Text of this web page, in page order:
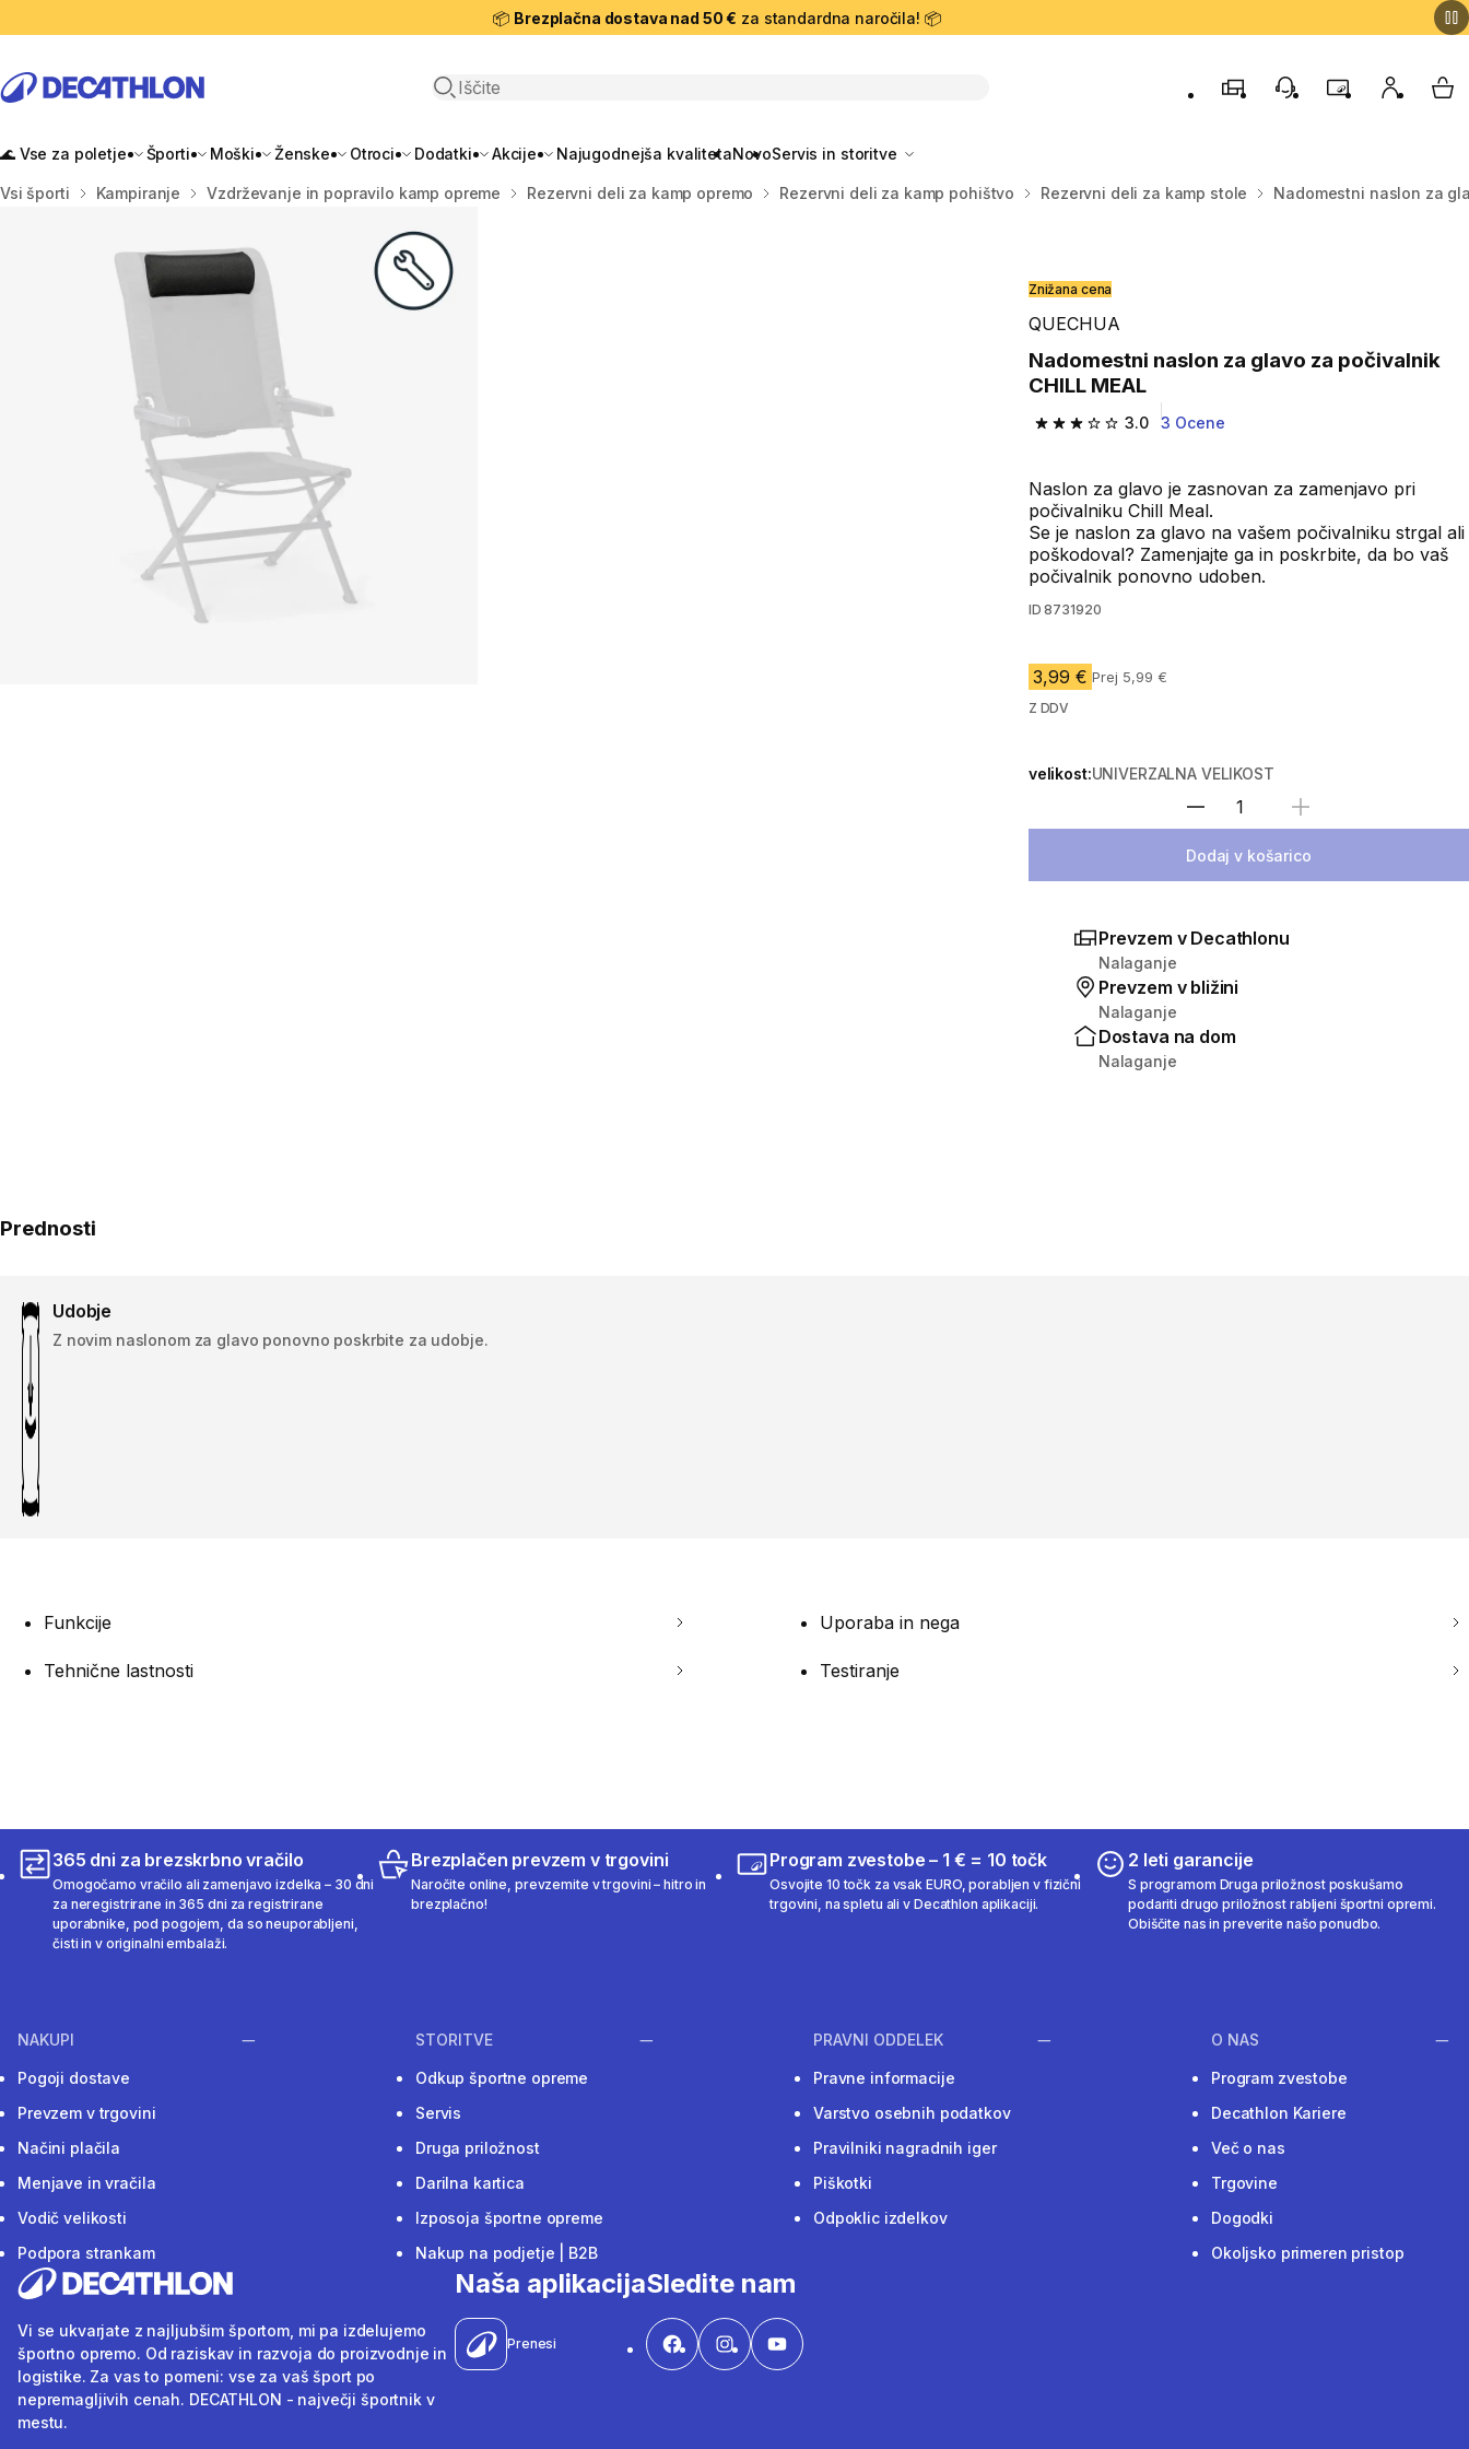
📦 Brezplačna dostava nad 50 € za standardna naročila! 📦
Odpri iskanje
TrgovinePodporo strankam
ProgramMoj račun
🌊 Vse za poletje Športi Moški Ženske Otroci Dodatki Akcije Najugodnejša kvalitetaNovoServis in storitve
Domov
Vsi športi Kampiranje Vzdrževanje in popravilo kamp opreme Rezervni deli za kamp opremo Rezervni deli za kamp pohištvo Rezervni deli za kamp stole Nadomestni naslon za
Znižana cena
QUECHUA
Nadomestni naslon za glavo za počivalnik
CHILL MEAL
3.0
3.0 od 5 zvezdic from 3 ocene
3 Ocene
Naslon za glavo je zasnovan za zamenjavo pri
počivalniku Chill Meal.
Se je naslon za glavo na vašem počivalniku strgal ali
poškodoval? Zamenjajte ga in poskrbite, da bo vaš
počivalnik ponovno udoben.
ID 8731920
3,99 € Prej 5,99 €
Z DDV
velikost:UNIVERZALNA VELIKOST
Izberite količino
Dodaj v košarico
Prevzem v Decathlonu
Nalaganje
Prevzem v bližini
Nalaganje
Dostava na dom
Nalaganje
Prednosti
Udobje
Z novim naslonom za glavo ponovno poskrbite za udobje.
Funkcije Uporaba in nega
Tehnične lastnosti Testiranje
365 dni za brezskrbno vračilo
Omogočamo vračilo ali zamenjavo izdelka – 30 dni
za neregistrirane in 365 dni za registrirane
uporabnike, pod pogojem, da so neuporabljeni,
čisti in v originalni embalaži.
Brezplačen prevzem v trgovini
Naročite online, prevzemite v trgovini – hitro in
brezplačno!
Program zvestobe – 1 € = 10 točk
Osvojite 10 točk za vsak EURO, porabljen v fizični
trgovini, na spletu ali v Decathlon aplikaciji.
2 leti garancije
S programom Druga priložnost poskušamo
podariti drugo priložnost rabljeni športni opremi.
Obiščite nas in preverite našo ponudbo.
NAKUPI
Pogoji dostave
Prevzem v trgovini
Načini plačila
Menjave in vračila
Vodič velikosti
Podpora strankam
STORITVE
Odkup športne opreme
Servis
Druga priložnost
Darilna kartica
Izposoja športne opreme
Nakup na podjetje | B2B
PRAVNI ODDELEK
Pravne informacije
Varstvo osebnih podatkov
Pravilniki nagradnih iger
Piškotki
Odpoklic izdelkov
O NAS
Program zvestobe
Decathlon Kariere
Več o nas
Trgovine
Dogodki
Okoljsko primeren pristop
Vi se ukvarjate z najljubšim športom, mi pa izdelujemo
športno opremo. Od raziskav in razvoja do proizvodnje in
logistike. Za vas to pomeni: vse za vaš šport po
nepremagljivih cenah. DECATHLON - največji športnik v
mestu.
Naša aplikacija
Prenesi
Sledite nam